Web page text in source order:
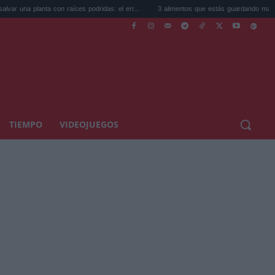
con raíces podridas: el err... 3 alimentos que estás guardando mal con este calor
TIEMPO VIDEOJUEGOS